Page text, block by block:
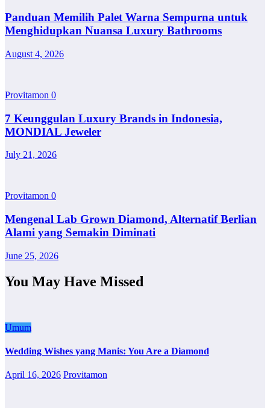
Panduan Memilih Palet Warna Sempurna untuk
Menghidupkan Nuansa Luxury Bathrooms
August 4, 2026
Provitamon 0
7 Keunggulan Luxury Brands in Indonesia,
MONDIAL Jeweler
July 21, 2026
Provitamon 0
Mengenal Lab Grown Diamond, Alternatif Berlian
Alami yang Semakin Diminati
June 25, 2026
You May Have Missed
Umum
Wedding Wishes yang Manis: You Are a Diamond
April 16, 2026 Provitamon